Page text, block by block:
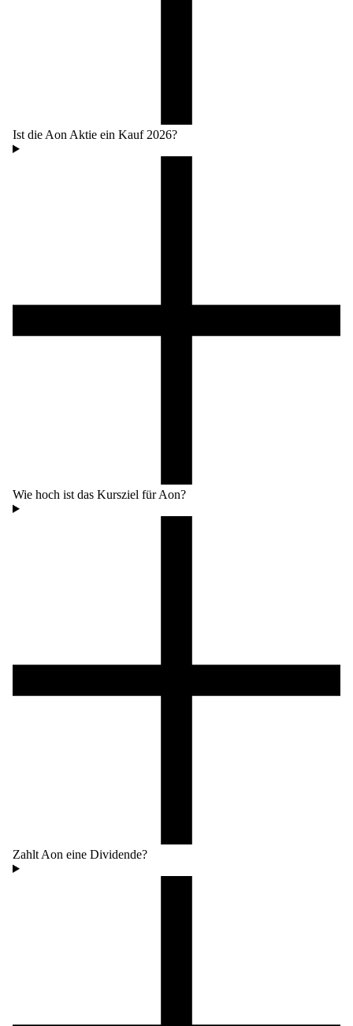
Ist die Aon Aktie ein Kauf 2026?
Wie hoch ist das Kursziel für Aon?
Zahlt Aon eine Dividende?